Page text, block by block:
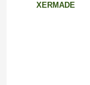
XERMADE